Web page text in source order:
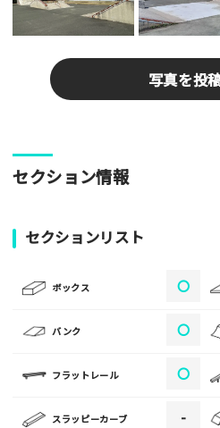
写真を投
パークやスポットの写真をぜひお
がみんなの参考となります！
[text photo1alt placeholder "
写真
セクション情報
セクションリスト
ボックス 〇
バンク 〇
フラットレール 〇
スラッピーカーブ -